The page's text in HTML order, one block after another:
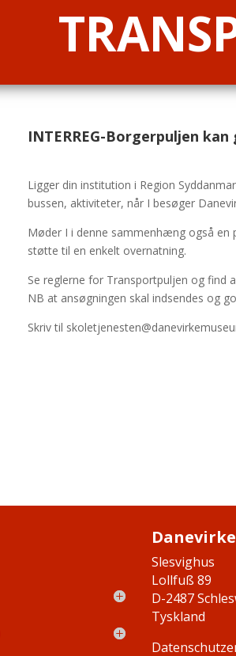
INTERREG-Borgerpuljen
Ligger din institution i Region
bussen, aktiviteter, når I besøger
Møder I i denne sammenhæng også en
støtte til en enkelt overnatning.
Se reglerne for Transportpuljen og find
NB at ansøgningen skal indsendes og
Skriv til
Slesvighus
Lollfuß 89
D-2487
Tyskland